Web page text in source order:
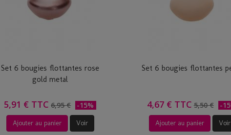
Set 6 bougies flottantes rose
gold metal
5,91 € TTC 6,95 € -15%
Ajouter au panier Voir
Set 6 bougies flottantes
4,67 € TTC 5,50 € -
Ajouter au panier Voir